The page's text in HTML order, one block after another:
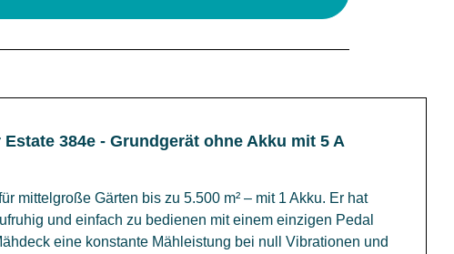
384e - Grundgerät ohne Akku mit 5 A
mittelgroße Gärten bis zu 5.500 m² – mit 1 Akku. Er hat
und einfach zu bedienen mit einem einzigen Pedal
eine konstante Mähleistung bei null Vibrationen und